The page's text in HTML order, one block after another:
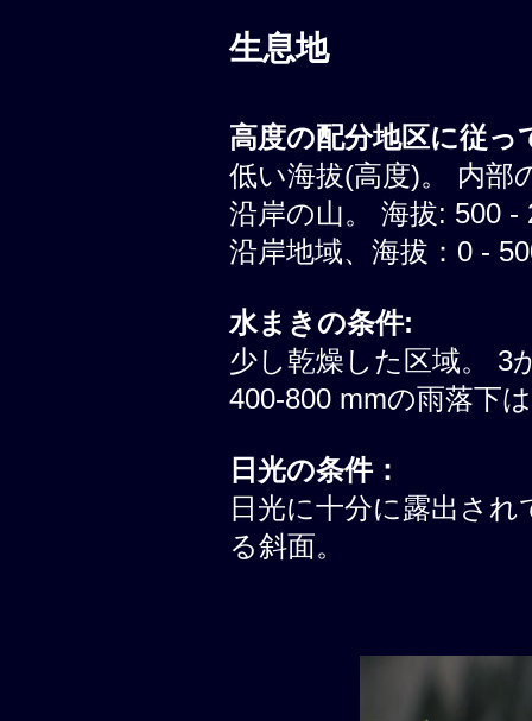
生息地
高度の配分地区に従っ
低い海拔(高度)。 内部
沿岸の山。 海拔: 500 -
沿岸地域、海拔：0 -
水まきの条件:
少し乾燥した区域。 3
400-800 mmの雨落下
日光の条件：
日光に十分に露出さ
る斜面。